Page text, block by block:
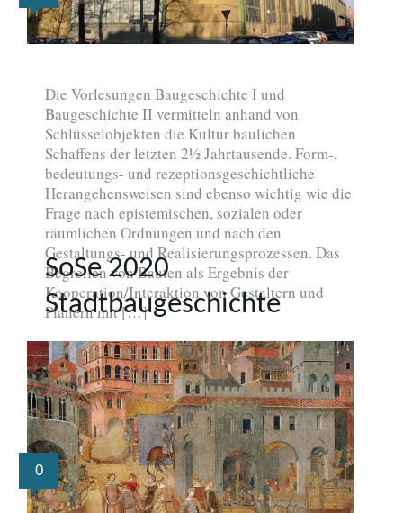
Die Vorlesungen Baugeschichte I und
Baugeschichte II vermitteln anhand von
Schlüsselobjekten die Kultur baulichen
Schaffens der letzten 2½ Jahrtausende. Form-,
bedeutungs- und rezeptionsgeschichtliche
Herangehensweisen sind ebenso wichtig wie die
Frage nach epistemischen, sozialen oder
räumlichen Ordnungen und nach den
Gestaltungs- und Realisierungsprozessen. Das
Begreifen von Bauten als Ergebnis der
Kooperation/Interaktion von Gestaltern und
Planern mit […]
SoSe 2020
Stadtbaugeschichte
0